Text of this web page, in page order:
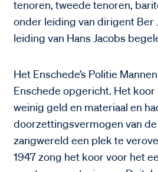
tenoren, tweede tenoren,
onder leiding van dirigent Ber
leiding van Hans Jacobs
Het Enschede’s Politie
Enschede opgericht. Het
weinig geld en materiaal en
doorzettingsvermogen van de
zangwereld een plek te
1947 zong het koor voor het